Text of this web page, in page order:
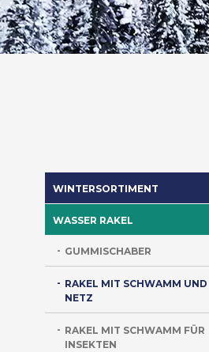
WINTERSORTIMENT
WASSER RAKEL
GUMMISCHABER
RAKEL MIT SCHWAMM UND
NETZ
RAKEL MIT SCHWAMM FÜR
INSEKTEN